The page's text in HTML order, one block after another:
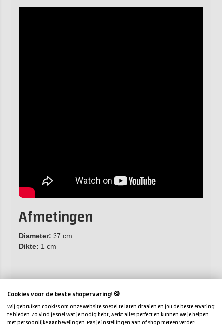
Afmetingen
Diameter: 37 cm
Dikte: 1 cm
Cookies voor de beste shopervaring! 🍪
Wij gebruiken cookies om onze website soepel te laten draaien en jou de beste ervaring
te bieden. Zo vind je snel wat je nodig hebt, werkt alles perfect en kunnen we je helpen
met persoonlijke aanbevelingen. Pas je instellingen aan of shop meteen verder!